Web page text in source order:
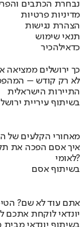
נבחרת הכתבים
מדיניות פרטיות
הצהרת נגישות
תנאי שימוש
כדאילהכיר
כך ירושלים
לא רק קודש –
התיירות הישראלית
בשיתוף עיריית
מאחורי הקלעים של
לאומי?
בשיתוף אסם
אתם עוד לא שם?
יונדאי לוקחת אתכם